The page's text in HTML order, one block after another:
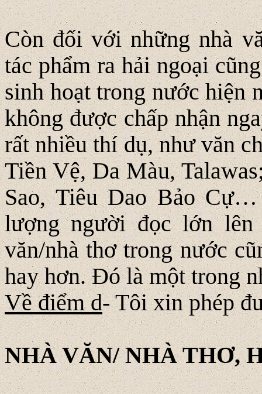
Còn đối với những nhà
tác phẩm ra hải ngoại
sinh hoạt trong nước hiện
không được chấp nhận
rất nhiều thí dụ, như văn
Tiền Vệ, Da Màu,
Sao, Tiêu Dao Bảo
lượng người đọc lớn
văn/nhà thơ trong nước
hay hơn. Đó là một trong
Về điểm d- Tôi xin phép
NHÀ VĂN/ NHÀ THƠ,